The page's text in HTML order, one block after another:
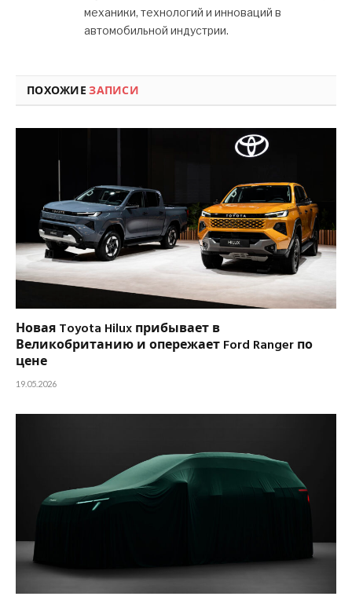
механики, технологий и инноваций в
автомобильной индустрии.
ПОХОЖИЕЗАПИСИ
Новая Toyota Hilux прибывает в
Великобританию и опережает Ford Ranger по
цене
19.05.2026